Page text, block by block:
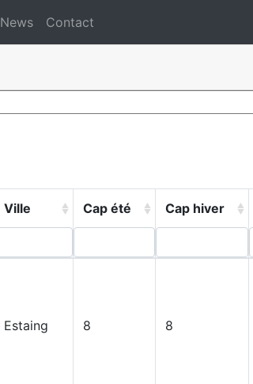
News Contact
Ville Cap été Cap hiver
Estaing 8 8